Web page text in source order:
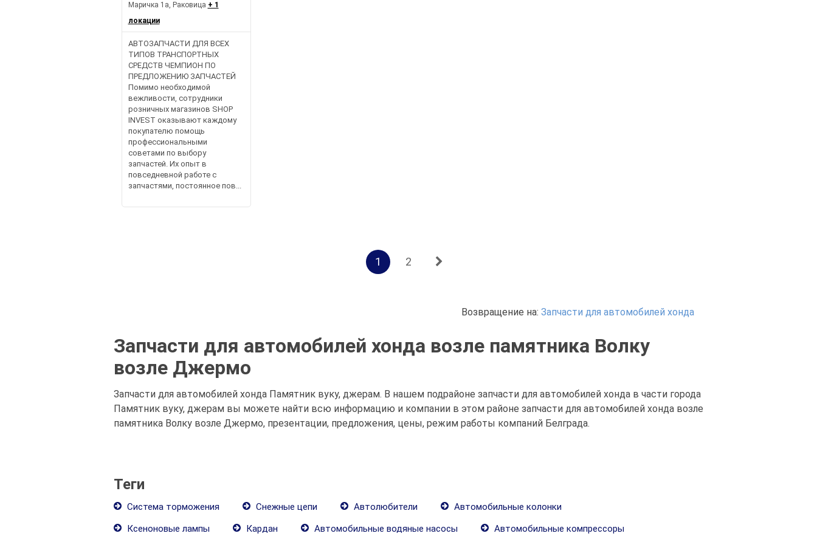
Маричка 1а, Раковица + 1
локации
АВТОЗАПЧАСТИ ДЛЯ ВСЕХ
ТИПОВ ТРАНСПОРТНЫХ
СРЕДСТВ ЧЕМПИОН ПО
ПРЕДЛОЖЕНИЮ ЗАПЧАСТЕЙ
Помимо необходимой
вежливости, сотрудники
розничных магазинов SHOP
INVEST оказывают каждому
покупателю помощь
профессиональными
советами по выбору
запчастей. Их опыт в
повседневной работе с
запчастями, постоянное пов...
1 2
Возвращение на: Запчасти для автомобилей хонда
Запчасти для автомобилей хонда возле памятника Волку
возле Джермо
Запчасти для автомобилей хонда Памятник вуку, джерам. В нашем подрайоне запчасти для автомобилей хонда в части города
Памятник вуку, джерам вы можете найти всю информацию и компании в этом районе запчасти для автомобилей хонда возле
памятника Волку возле Джермо, презентации, предложения, цены, режим работы компаний Белграда.
Теги
Система торможения Снежные цепи Автолюбители
Автомобильные колонки
Ксеноновые лампы
Кардан Автомобильные водяные насосы
Автомобильные компрессоры